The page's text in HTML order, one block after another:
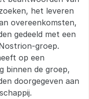
het leveren
overeenkomsten,
gedeeld met een
groep.
op een
binnen de groep,
doorgegeven aan